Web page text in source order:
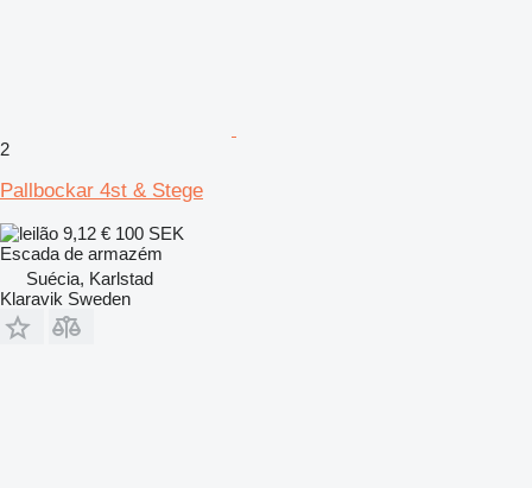
2
Pallbockar 4st & Stege
9,12 € 100 SEK
Escada de armazém
Suécia, Karlstad
Klaravik Sweden